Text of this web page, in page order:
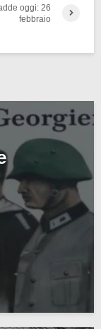
oggi: 26
febbraio